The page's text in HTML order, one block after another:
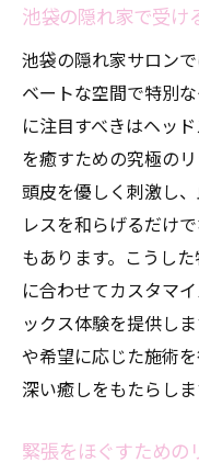
池袋の隠れ家で受け
池袋の隠れ家サロン
ベートな空間で特別
に注目すべきはヘッ
を癒すための究極の
頭皮を優しく刺激し
レスを和らげるだけ
もあります。こうし
に合わせてカスタマ
ックス体験を提供し
や希望に応じた施術
深い癒しをもたらしま
緊張をほぐすための